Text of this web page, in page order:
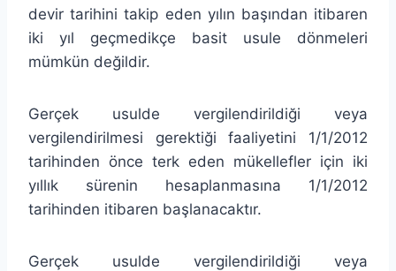
devir tarihini takip eden yılın başından itibaren
iki yıl geçmedikçe basit usule dönmeleri
mümkün değildir.
Gerçek usulde vergilendirildiği veya
vergilendirilmesi gerektiği faaliyetini 1/1/2012
tarihinden önce terk eden mükellefler için iki
yıllık sürenin hesaplanmasına 1/1/2012
tarihinden itibaren başlanacaktır.
Gerçek usulde vergilendirildiği veya